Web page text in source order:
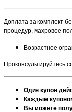
Доплата за комплект
процедур, махровое
Возрастное
Проконсультируйтесь
Один купон
Каждым
Вы можете